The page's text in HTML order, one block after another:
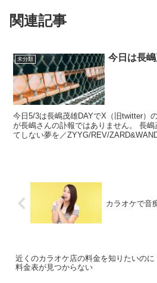
関連記事
未分類 今日は長
今日5/3は長嶋茂雄DAYでX（旧twitter）
が長嶋さんの訃報ではありません。 長
てしない夢を／ZYYG/REV/
カラオケで音
近くのカラオケ店の料金を知りたいのに
料金表が見つからない